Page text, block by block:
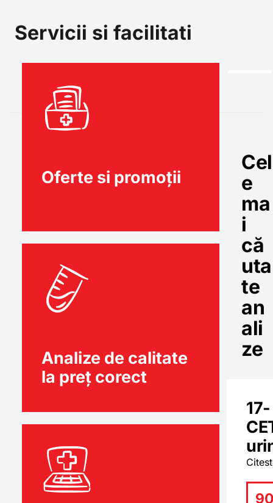
Servicii si facilitati
Oferte si promoții
Analize de calitate
la preț corect
Cel
e
ma
i
că
uta
te
an
ali
ze
17-